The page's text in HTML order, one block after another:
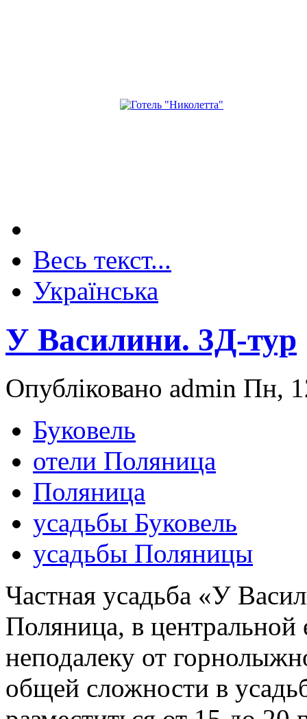
Весь текст...
Українська
У Василини. 3Д-тур
Опубліковано admin Пн,
Буковель
отели Поляница
Поляница
усадьбы Буковель
усадьбы Поляницы
Частная усадьба «У
Поляница, в центральной
неподалеку от
общей сложности в